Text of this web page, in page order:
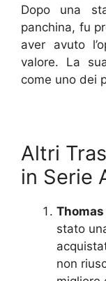
Dopo una
panchina, fu
aver avuto
valore. La
come uno dei
Altri
in Serie
stato
non